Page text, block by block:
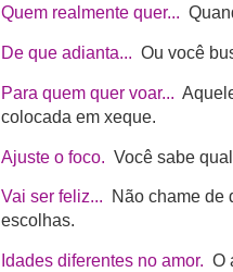
Quem realmente quer...
De que adianta... Ou você
Para quem quer voar...
colocada em xeque.
Ajuste o foco. Você sabe
Vai ser feliz... Não chame de
escolhas.
Idades diferentes no amor. O